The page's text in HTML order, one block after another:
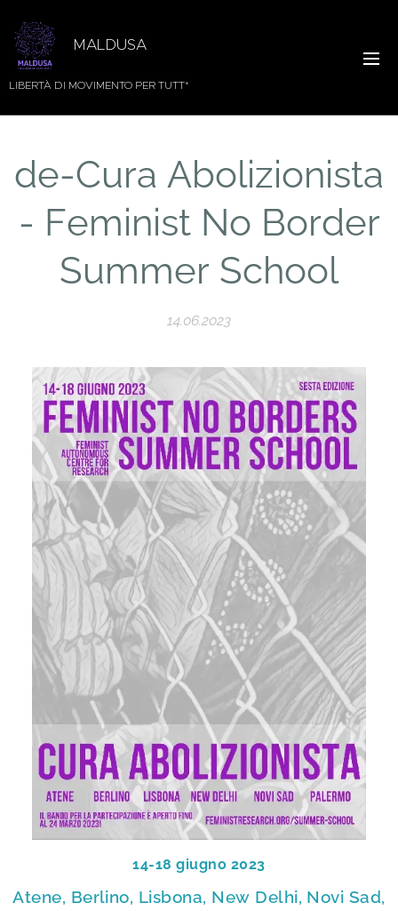
MALDUSA
LIBERTÀ DI MOVIMENTO PER TUTT*
de-Cura Abolizionista
- Feminist No Border
Summer School
14.06.2023
14-18 giugno 2023
Atene, Berlino, Lisbona, New Delhi, Novi Sad,